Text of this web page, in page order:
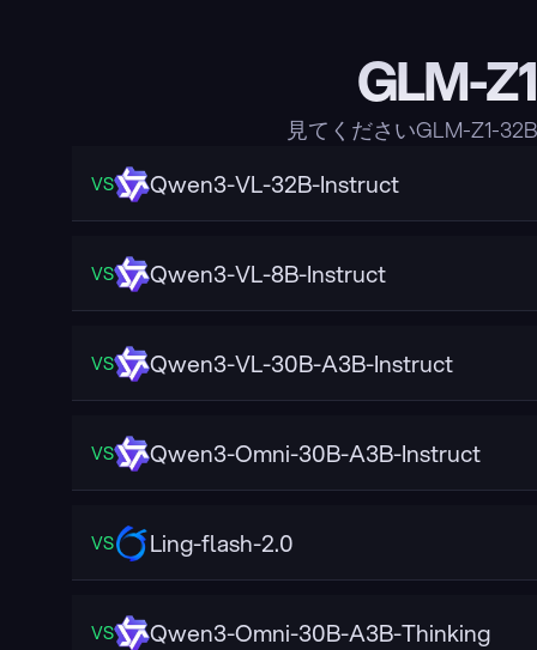
GLM-
見てくださいGLM-Z1-
VS Qwen3-VL-32B-Instruct
VS Qwen3-VL-8B-Instruct
VS Qwen3-VL-30B-A3B-Instruct
VS Qwen3-Omni-30B-A3B-Instruct
VS Ling-flash-2.0
VS Qwen3-Omni-30B-A3B-Thinking